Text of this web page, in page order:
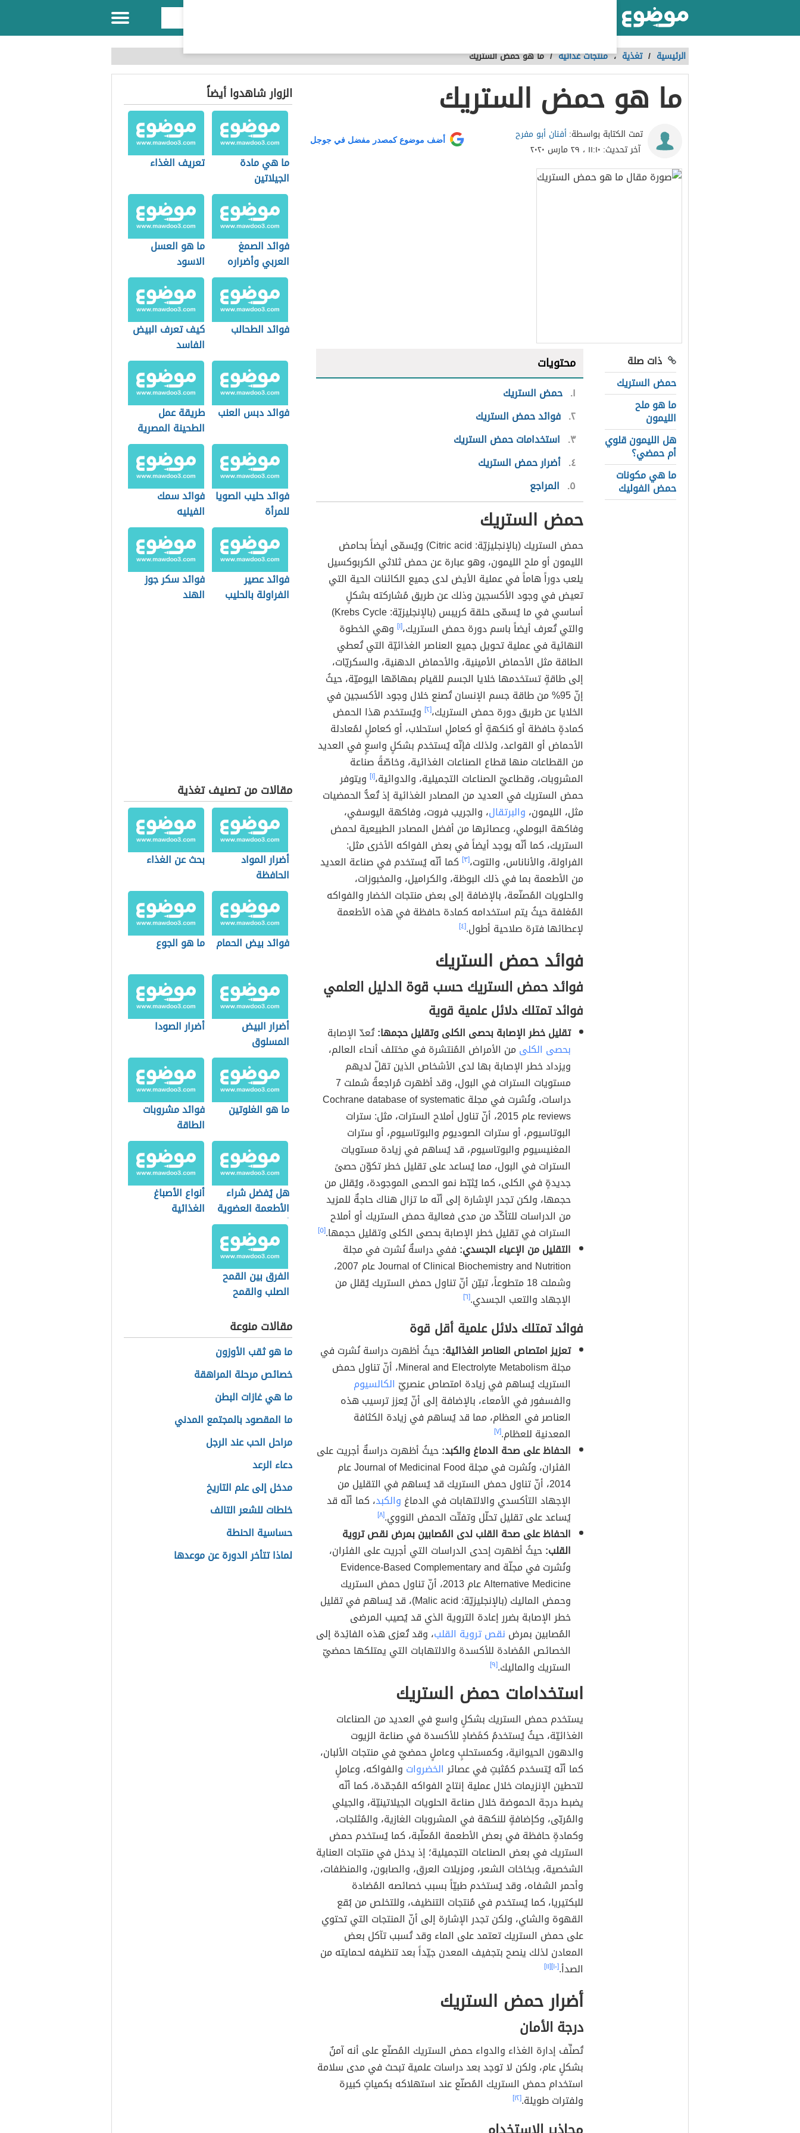
الرئيسية / تغذية ،منتجات غذائية /ما هو حمض الستريك
ما هو حمض الستريك
تمت الكتابة بواسطة:أفنان أبو مفرح
آخر تحديث: ١١:١٠ ، ٢٩ مارس ٢٠٢٠
أضف موضوع كمصدر مفضل في جوجل
ذات صلة
حمض الستريك
ما هو ملح
الليمون
هل الليمون قلوي
أم حمضي؟
ما هي مكونات
حمض الفوليك
محتويات
١ حمض الستريك
٢ فوائد حمض الستريك
٣ استخدامات حمض الستريك
٤ أضرار حمض الستريك
٥ المراجع
حمض الستريك
حمض الستريك (بالإنجليزيّة: Citric acid) ويُسمّى أيضاً بحامض
الليمون أو ملح الليمون، وهو عبارة عن حمض ثلاثي الكربوكسيل
يلعب دوراً هاماً في عملية الأيض لدى جميع الكائنات الحية التي
تعيض في وجود الأكسجين وذلك عن طريق مُشاركته بشكلٍ
أساسي في ما يُسمّى حلقة كريبس (بالإنجليزيّة: Krebs Cycle)
والتي تُعرف أيضاً باسم دورة حمض الستريك،[١] وهي الخطوة
النهائية في عملية تحويل جميع العناصر الغذائيّة التي تُعطي
الطاقة مثل الأحماض الأمينية، والأحماض الدهنية، والسكريّات،
إلى طاقةٍ تستخدمها خلايا الجسم للقيام بمهامّها اليوميّة، حيثُ
إنّ 95% من طاقة جسم الإنسان تُصنع خلال وجود الأكسجين في
الخلايا عن طريق دورة حمض الستريك،[٢]
ويُستخدم هذا الحمض
كمادةٍ حافظة أو كنكهةٍ أو كعاملِ استحلاب، أو كعاملٍ لمُعادلة
الأحماض أو القواعد، ولذلك فإنّه يُستخدم بشكلٍ واسعٍ في العديد
من القطاعات منها قطاع الصناعات الغذائية، وخاصّةً صناعة
المشروبات، وقطاعيّ الصناعات التجميلية، والدوائية،[١] ويتوفر
حمض الستريك في العديد من المصادر الغذائية إذ تُعدُّ الحمضيات
مثل، الليمون، والبرتقال، والجريب فروت، وفاكهة اليوسفي،
وفاكهة البوملي، وعصائرها من أفضل المصادر الطبيعية لحمض
الستريك، كما أنّه يوجد أيضاً في بعض الفواكه الأخرى مثل:
الفراولة، والأناناس، والتوت،[٣]
كما أنّه يُستخدم في صناعة العديد
من الأطعمة بما في ذلك البوظة، والكراميل، والمخبوزات،
والحلويات المُصنّعة، بالإضافة إلى بعض منتجات الخضار والفواكه
المُغلفة حيثُ يتم استخدامه كمادة حافظة في هذه الأطعمة
لإعطائها فترة صلاحية أطول.[٤]
فوائد حمض الستريك
فوائد حمض الستريك حسب قوة الدليل العلمي
فوائد تمتلك دلائل علمية قوية
تقليل خطر الإصابة بحصى الكلى وتقليل حجمها:تُعدّ الإصابة
بحصى الكلى من الأمراض المُنتشرة في مختلف أنحاء العالم،
ويزداد خطر الإصابة بها لدى الأشخاص الذين تقلّ لديهم
مستويات السترات في البول، وقد أظهرت مُراجعةُ شملت 7
دراسات، ونُشرت في مجلة Cochrane database of systematic
reviews عام 2015، أنّ تناول أملاح السترات، مثل: سترات
البوتاسيوم، أو سترات الصوديوم والبوتاسيوم، أو سترات
المغنيسيوم والبوتاسيوم، قد يُساهم في زيادة مستويات
السترات في البول، مما يُساعد على تقليل خطر تكوّن حصىً
جديدةٍ في الكلى، كما يُثبّط نمو الحصى الموجودة، ويُقلل من
حجمها، ولكن تجدر الإشارة إلى أنّه ما تزال هناك حاجةٌ للمزيد
من الدراسات للتأكّد من مدى فعالية حمض الستريك أو أملاح
السترات في تقليل خطر الإصابة بحصى الكلى وتقليل حجمها.[٥]
التقليل من الإعياء الجسدي: ففي دراسةٌ نُشرت في مجلة
Journal of Clinical Biochemistry and Nutrition عام 2007،
وشملت 18 متطوعاً، تبيّن أنّ تناول حمض الستريك يُقلل من
الإجهاد والتعب الجسدي.[٦]
فوائد تمتلك دلائل علمية أقل قوة
تعزيز امتصاص العناصر الغذائية:حيثُ أظهرت دراسة نُشرت في
مجلة Mineral and Electrolyte Metabolism، أنّ تناول حمض
الستريك يُساهم في زيادة امتصاص عنصريّ الكالسيوم
والفسفور في الأمعاء، بالإضافة إلى أنّ يُعزز ترسيب هذه
العناصر في العظام، مما قد يُساهم في زيادة الكثافة
المعدنية للعظام.[٧]
الحفاظ على صحة الدماغ والكبد:حيثُ أظهرت دراسةٌ أجريت على
الفئران، ونُشرت في مجلة Journal of Medicinal Food عام
2014، أنّ تناول حمض الستريك قد يُساهم في التقليل من
الإجهاد التأكسدي والالتهابات في الدماغ والكبد، كما أنّه قد
يُساعد على تقليل تحلّل وتفتّت الحمض النووي.[٨]
الحفاظ على صحة القلب لدى المُصابين بمرض نقص تروية
القلب:حيثُ أظهرت إحدى الدراسات التي أجريت على الفئران،
ونُشرت في مجلّة Evidence-Based Complementary and
Alternative Medicine عام 2013، أنّ تناول حمض الستريك
وحمض الماليك (بالإنجليزيّة: Malic acid)، قد يُساهم في تقليل
خطر الإصابة بضرر إعادة التروية الذي قد يُصيب المرضى
المُصابين بمرض نقص تروية القلب، وقد تُعزى هذه الفائِدة إلى
الخصائص المُضادة للأكسدة والالتهابات التي يمتلكها حمضيّ
الستريك والماليك.[٩]
استخدامات حمض الستريك
يستخدم حمض الستريك بشكلٍ واسع في العديد من الصناعات
الغذائيّة، حيثُ يُستخدمُ كمًضادٍ للأكسدة في صناعة الزيوت
والدهون الحيوانية، وكمستحلبٍ وعاملٍ حمضيّ في منتجات الألبان،
كما أنّه يُتسخدم كمُثبتٍ في عصائرالخضروات والفواكه، وعاملٍ
لتحطين الإنزيمات خلال عملية إنتاج الفواكه المُجمّدة، كما أنّه
يضبط درجة الحموضة خلال صناعة الحلويات الجيلاتينيّة، والجيلي
والمُربّى، وكإضافةٍ للنكهة في المشروبات الغازية، والمُثلجات،
وكمادةٍ حافظة في بعض الأطعمة المُعلّبة، كما يُستخدم حمض
الستريك في بعض الصناعات التجميلية؛ إذ يدخل في منتجات العناية
الشخصية، وبخاخات الشعر، ومزيلات العرق، والصابون، والمنظفات،
وأحمر الشفاه، وقد يُستخدم طبيّاً بسبب خصائصه المُضادة
للبكتيريا، كما يُستخدم في مُنتجات التنظيف، وللتخلص من بُقع
القهوة والشاي، ولكن تجدر الإشارة إلى أنّ المنتجات التي تحتوي
على حمض الستريك تعتمد على الماء وقد تُسبب تآكل بعض
المعادن لذلك ينصح بتجفيف المعدن جيّداً بعد تنظيفه لحمايته من
الصدأ.[١٠] [١١]
أضرار حمض الستريك
درجة الأمان
تُصنِّف إدارة الغذاء والدواء حمض الستريك المُصنّع على أنه آمنٌ
بشكلٍ عام، ولكن لا توجد بعد دراسات علمية تبحث في مدى سلامة
استخدام حمض الستريك المُصنّع عند استهلاكه بكمياتٍ كبيرة
ولفترات طويلة.[١٢]
الزوار شاهدوا أيضاً
ما هي مادة
الجيلاتين
تعريف الغذاء
فوائد الصمغ
العربي وأضراره
ما هو العسل
الاسود
فوائد الطحالب
كيف تعرف البيض
الفاسد
فوائد دبس العنب
طريقة عمل
الطحينة المصرية
فوائد حليب الصويا
للمرأة
فوائد سمك
الفيليه
فوائد عصير
الفراولة بالحليب
فوائد سكر جوز
الهند
مقالات من تصنيف تغذية
أضرار المواد
الحافظة
بحث عن الغذاء
فوائد بيض الحمام ما هو الجوع
أضرار البيض
المسلوق
أضرار الصودا
ما هو الغلوتين
فوائد مشروبات
الطاقة
هل يُفضل شراء
الأطعمة العضوية
أثناء التسوق؟
أنواع الأصباغ
الغذائية
الفرق بين القمح
الصلب والقمح
مقالات منوعة
ما هو ثقب الأوزون
خصائص مرحلة المراهقة
ما هي غازات البطن
ما المقصود بالمجتمع المدني
مراحل الحب عند الرجل
دعاء الرعد
مدخل إلى علم التاريخ
خلطات للشعر التالف
حساسية الحنطة
لماذا تتأخر الدورة عن موعدها